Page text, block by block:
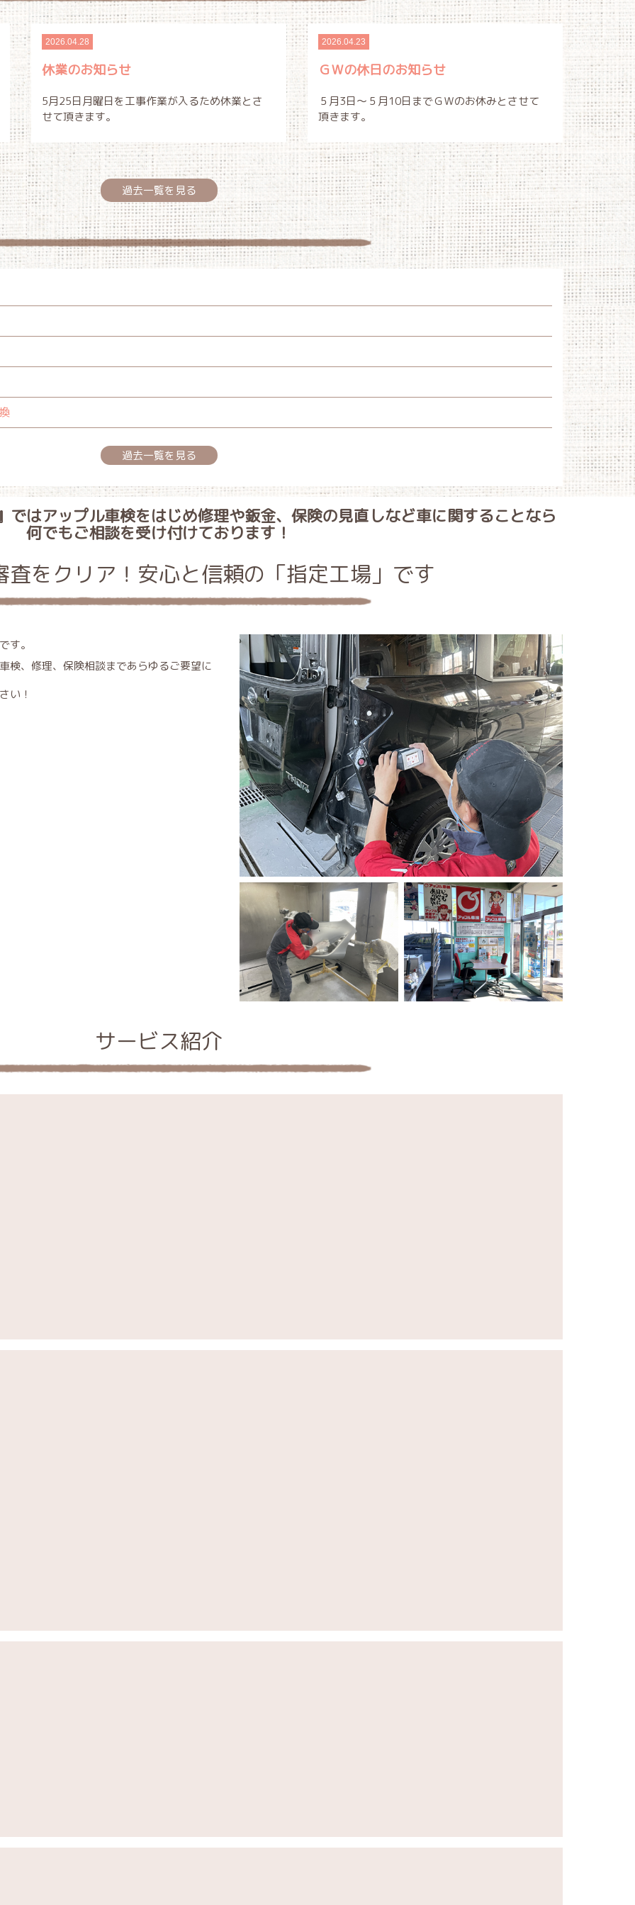
2026.04.28
休業のお知らせ
5月25日月曜日を工事作業が入るため休業とさ
せて頂きます。
2026.04.23
ＧＷの休日のお知らせ
５月3日～５月10日までＧＷのお休みとさせて
頂きます。
過去一覧を見る
過去一覧を見る
ではアップル車検をはじめ修理や鈑金、保険の見直しなど車に関することなら
何でもご相談を受け付けております！
査をクリア！安心と信頼の「指定工場」です
す。
検、修理、保険相談まであらゆるご要望に
い！
サービス紹介